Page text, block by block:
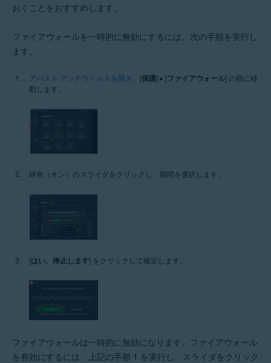
おくことをおすすめします。
ファイアウォールを一時的に無効にするには、次の手順を実行し
ます。
アバスト アンチウイルスを開き 、[保護] ▸ [ファイアウォール] の順に移
動します。
緑色（オン）のスライダをクリックし、期間を選択します。
[はい、停止します] をクリックして確定します。
ファイアウォールは一時的に無効になります。ファイアウォール
を有効にするには、上記の手順 1 を実行し、スライダをクリック